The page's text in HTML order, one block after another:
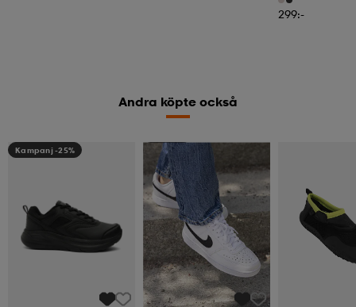
299:-
Andra köpte också
Kampanj -25% Member